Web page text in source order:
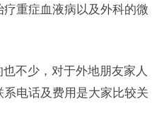
重症血液病以及外科的微
不少，对于外地朋友家人
电话及费用是大家比较关